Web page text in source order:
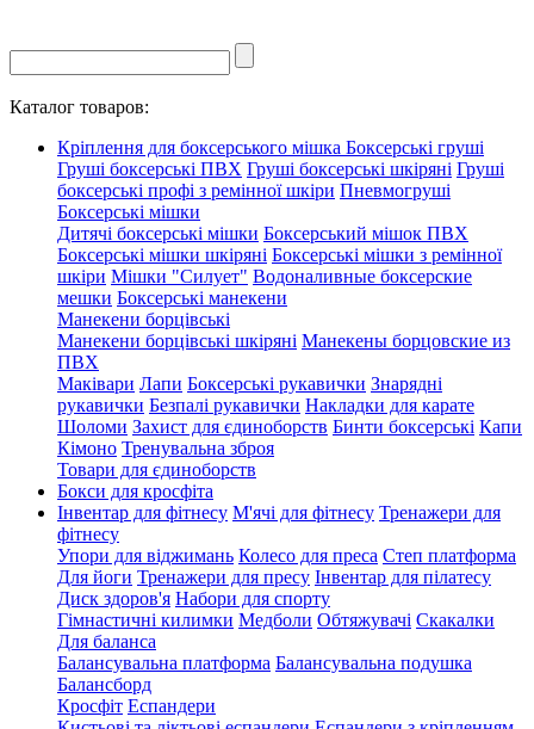
Каталог товаров:
Кріплення для боксерського мішка Боксерські груші
Груші боксерські ПВХ Груші боксерські шкіряні Груші
боксерські профі з ремінної шкіри Пневмогруші
Боксерські мішки
Дитячі боксерські мішки Боксерський мішок ПВХ
Боксерські мішки шкіряні Боксерські мішки з ремінної
шкіри Мішки "Силует" Водоналивные боксерские
мешки Боксерські манекени
Манекени борцівські
Манекени борцівські шкіряні Манекены борцовские из
ПВХ
Маківари Лапи Боксерські рукавички Знарядні
рукавички Безпалі рукавички Накладки для карате
Шоломи Захист для єдиноборств Бинти боксерські Капи
Кімоно Тренувальна зброя
Товари для єдиноборств
Бокси для кросфіта
Інвентар для фітнесу М'ячі для фітнесу Тренажери для
фітнесу
Упори для віджимань Колесо для преса Степ платформа
Для йоги Тренажери для пресу Інвентар для пілатесу
Диск здоров'я Набори для спорту
Гімнастичні килимки Медболи Обтяжувачі Скакалки
Для баланса
Балансувальна платформа Балансувальна подушка
Балансборд
Кросфіт Еспандери